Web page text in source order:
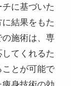
に基づいた
結果をもた
の施術は、専
てくれるた
とが可能で